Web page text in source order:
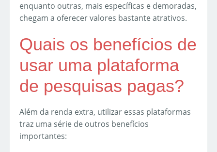
enquanto outras, mais específicas e demoradas,
chegam a oferecer valores bastante atrativos.
Quais os benefícios de
usar uma plataforma
de pesquisas pagas?
Além da renda extra, utilizar essas plataformas
traz uma série de outros benefícios
importantes: